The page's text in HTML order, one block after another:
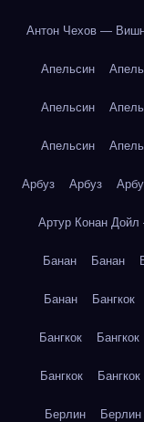
Антон Чехов —
Апельсин
Апельсин
Апельсин
Арбуз Арбуз
Артур Конан
Банан Банан
Банан Бангкок
Бангкок Бангкок
Бангкок Бангкок
Берлин Берлин